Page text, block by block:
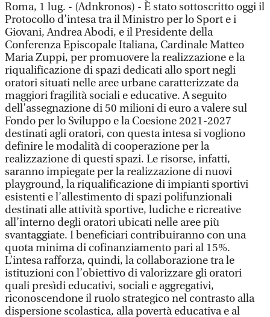
Roma, 1 lug. - (Adnkronos) - È stato sottoscritto oggi il
Protocollo d’intesa tra il Ministro per lo Sport e i
Giovani, Andrea Abodi, e il Presidente della
Conferenza Episcopale Italiana, Cardinale Matteo
Maria Zuppi, per promuovere la realizzazione e la
riqualificazione di spazi dedicati allo sport negli
oratori situati nelle aree urbane caratterizzate da
maggiori fragilità sociali e educative. A seguito
dell’assegnazione di 50 milioni di euro a valere sul
Fondo per lo Sviluppo e la Coesione 2021-2027
destinati agli oratori, con questa intesa si vogliono
definire le modalità di cooperazione per la
realizzazione di questi spazi. Le risorse, infatti,
saranno impiegate per la realizzazione di nuovi
playground, la riqualificazione di impianti sportivi
esistenti e l’allestimento di spazi polifunzionali
destinati alle attività sportive, ludiche e ricreative
all’interno degli oratori ubicati nelle aree più
svantaggiate. I beneficiari contribuiranno con una
quota minima di cofinanziamento pari al 15%.
L’intesa rafforza, quindi, la collaborazione tra le
istituzioni con l’obiettivo di valorizzare gli oratori
quali presìdi educativi, sociali e aggregativi,
riconoscendone il ruolo strategico nel contrasto alla
dispersione scolastica, alla povertà educativa e al